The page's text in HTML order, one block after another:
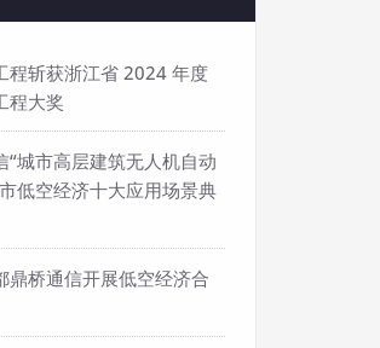
程斩获浙江省 2024 年度
程大奖
“城市高层建筑无人机自动
低空经济十大应用场景典
鼎桥通信开展低空经济合